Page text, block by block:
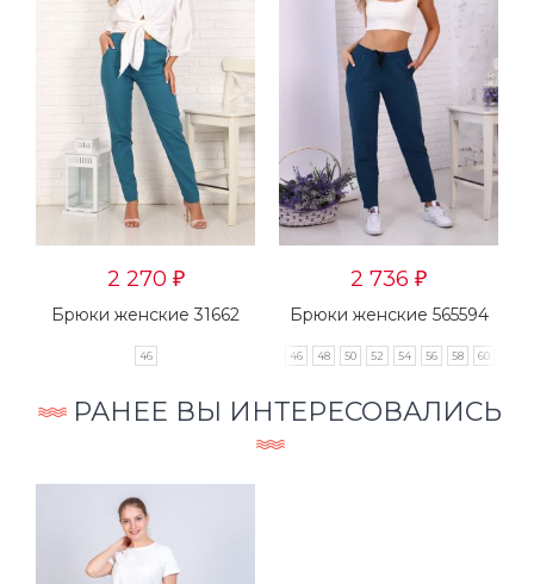
2 270 ₽
Брюки женские 31662
46
2 736 ₽
Брюки женские 565594
46 48 50 52 54 56 58 60
РАНЕЕ ВЫ ИНТЕРЕСОВАЛИСЬ